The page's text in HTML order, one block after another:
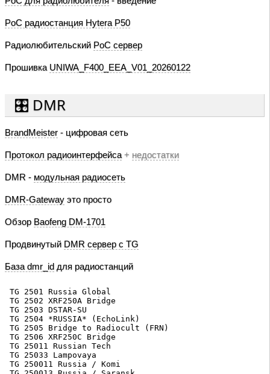
PoC радиостанция Hytera P50
Радиолюбительский PoC сервер
Прошивка UNIWA_F400_EEA_V01_20260122
🎛️ DMR
BrandMeister - цифровая сеть
Протокол радиоинтерфейса + недостатки
DMR - модульная радиосеть
DMR-Gateway это просто
Обзор Baofeng DM-1701
Продвинутый DMR сервер с TG
База dmr_id для радиостанций